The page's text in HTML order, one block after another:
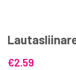
€2.59